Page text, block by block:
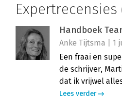
Expertrecensies
Handboek
Anke Tijtsma | 1
Een fraai en
de schrijver,
dat ik vrijwel
Lees verder